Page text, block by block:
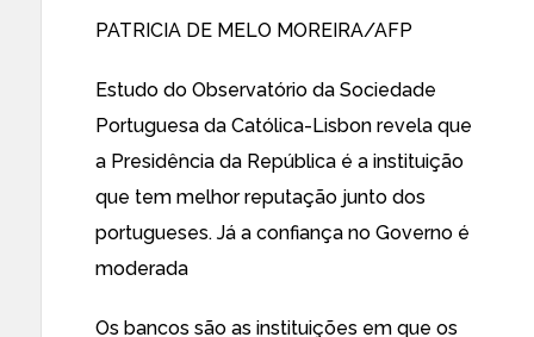
PATRICIA DE MELO MOREIRA/AFP
Estudo do Observatório da Sociedade
Portuguesa da Católica-Lisbon revela que
a Presidência da República é a instituição
que tem melhor reputação junto dos
portugueses. Já a confiança no Governo é
moderada
Os bancos são as instituições em que os